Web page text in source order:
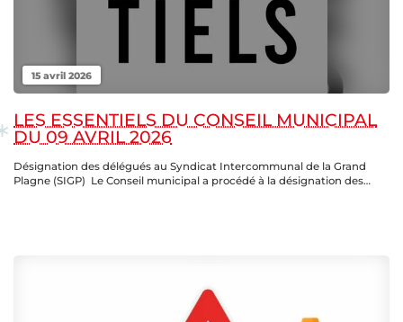
15 avril 2026
LES ESSENTIELS DU CONSEIL MUNICIPAL
DU 09 AVRIL 2026
Désignation des délégués au Syndicat Intercommunal de la Grand
Plagne (SIGP) Le Conseil municipal a procédé à la désignation des…